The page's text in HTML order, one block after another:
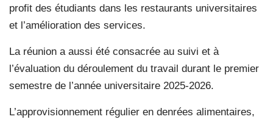
profit des étudiants dans les restaurants universitaires
et l’amélioration des services.
La réunion a aussi été consacrée au suivi et à
l’évaluation du déroulement du travail durant le premier
semestre de l’année universitaire 2025-2026.
L’approvisionnement régulier en denrées alimentaires,